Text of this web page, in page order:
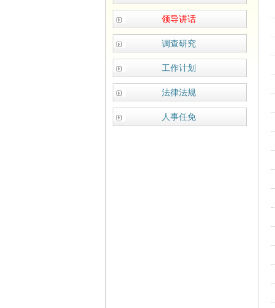
领导讲话
调查研究
工作计划
法律法规
人事任免